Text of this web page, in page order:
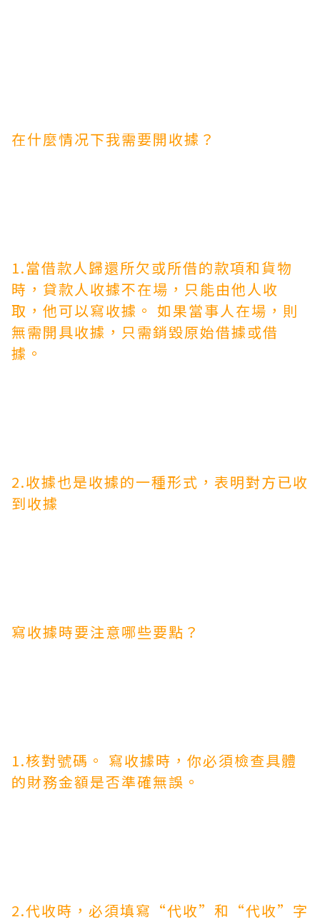
在什麼情况下我需要開收據？
1.當借款人歸還所欠或所借的款項和貨物
時，貸款人收據不在場，只能由他人收
取，他可以寫收據。 如果當事人在場，則
無需開具收據，只需銷毀原始借據或借
據。
2.收據也是收據的一種形式，表明對方已收
到收據
寫收據時要注意哪些要點？
1.核對號碼。 寫收據時，你必須檢查具體
的財務金額是否準確無誤。
2.代收時，必須填寫“代收”和“代收”字